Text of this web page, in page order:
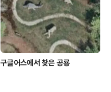
구글어스에서 찾은 공룡